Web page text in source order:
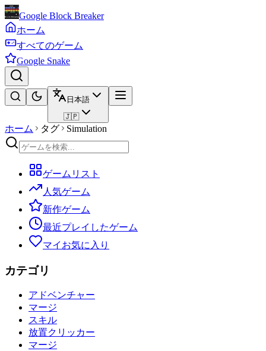
Google Block Breaker
ホーム
すべてのゲーム
Google Snake
日本語
🇯🇵
ホーム タグ Simulation
ゲームリスト
人気ゲーム
新作ゲーム
最近プレイしたゲーム
マイお気に入り
カテゴリ
アドベンチャー
マージ
スキル
放置クリッカー
マージ